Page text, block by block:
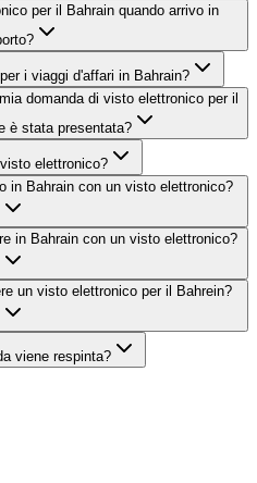
per il Bahrain quando arrivo in
i viaggi d'affari in Bahrain?
domanda di visto elettronico per il
è stata presentata?
elettronico?
in Bahrain con un visto elettronico?
in Bahrain con un visto elettronico?
un visto elettronico per il Bahrein?
viene respinta?